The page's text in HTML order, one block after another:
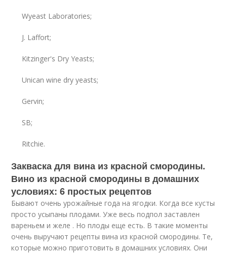
Wyeast Laboratories;
J. Laffort;
Kitzinger's Dry Yeasts;
Unican wine dry yeasts;
Gervin;
SB;
Ritchie.
Закваска для вина из красной смородины.
Вино из красной смородины в домашних
условиях: 6 простых рецептов
Бывают очень урожайные года на ягодки. Когда все кусты
просто усыпаны плодами. Уже весь подпол заставлен
вареньем и желе . Но плоды еще есть. В такие моменты
очень выручают рецепты вина из красной смородины. Те,
которые можно приготовить в домашних условиях. Они